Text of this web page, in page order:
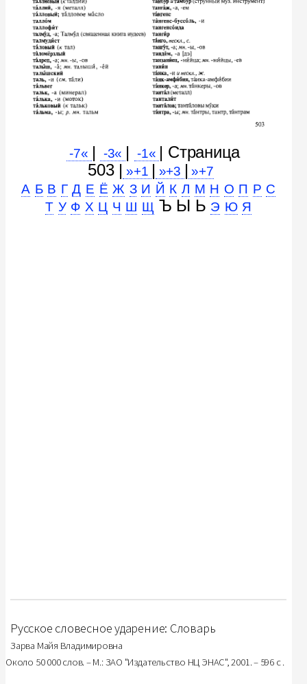
-7« | -3« | -1« | Cтраница
503 | »+1 | »+3 | »+7
А Б В Г Д Е Ё Ж З И Й К Л М Н О П Р С
Т У Ф Х Ц Ч Ш Щ Ъ Ы Ь Э Ю Я
Русское словесное ударение: Словарь
Зарва Майя Владимировна
Около 50 000 слов. – М.: ЗАО "Издательство НЦ ЭНАС", 2001. – 596 с .